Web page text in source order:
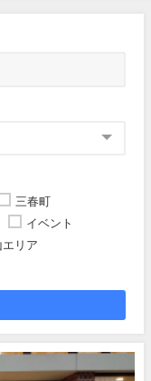
三春町
イベント
エリア